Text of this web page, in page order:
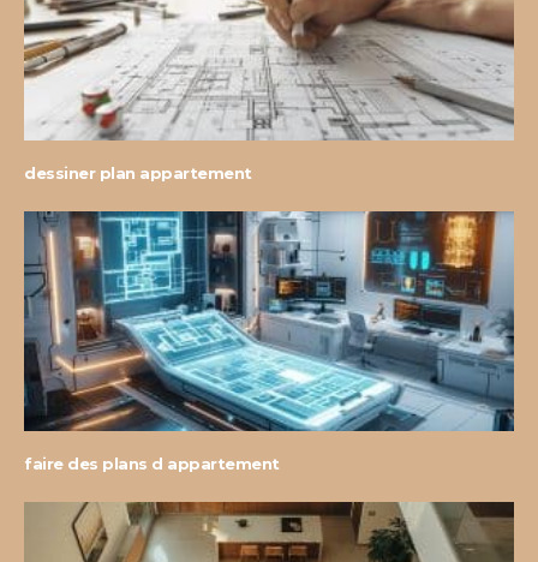
dessiner plan appartement
faire des plans d appartement